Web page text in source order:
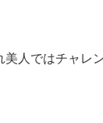
人ではチャレ